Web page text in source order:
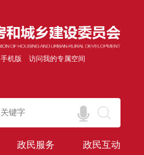
手机版 访问我的专属空间
政民服务 政民互动